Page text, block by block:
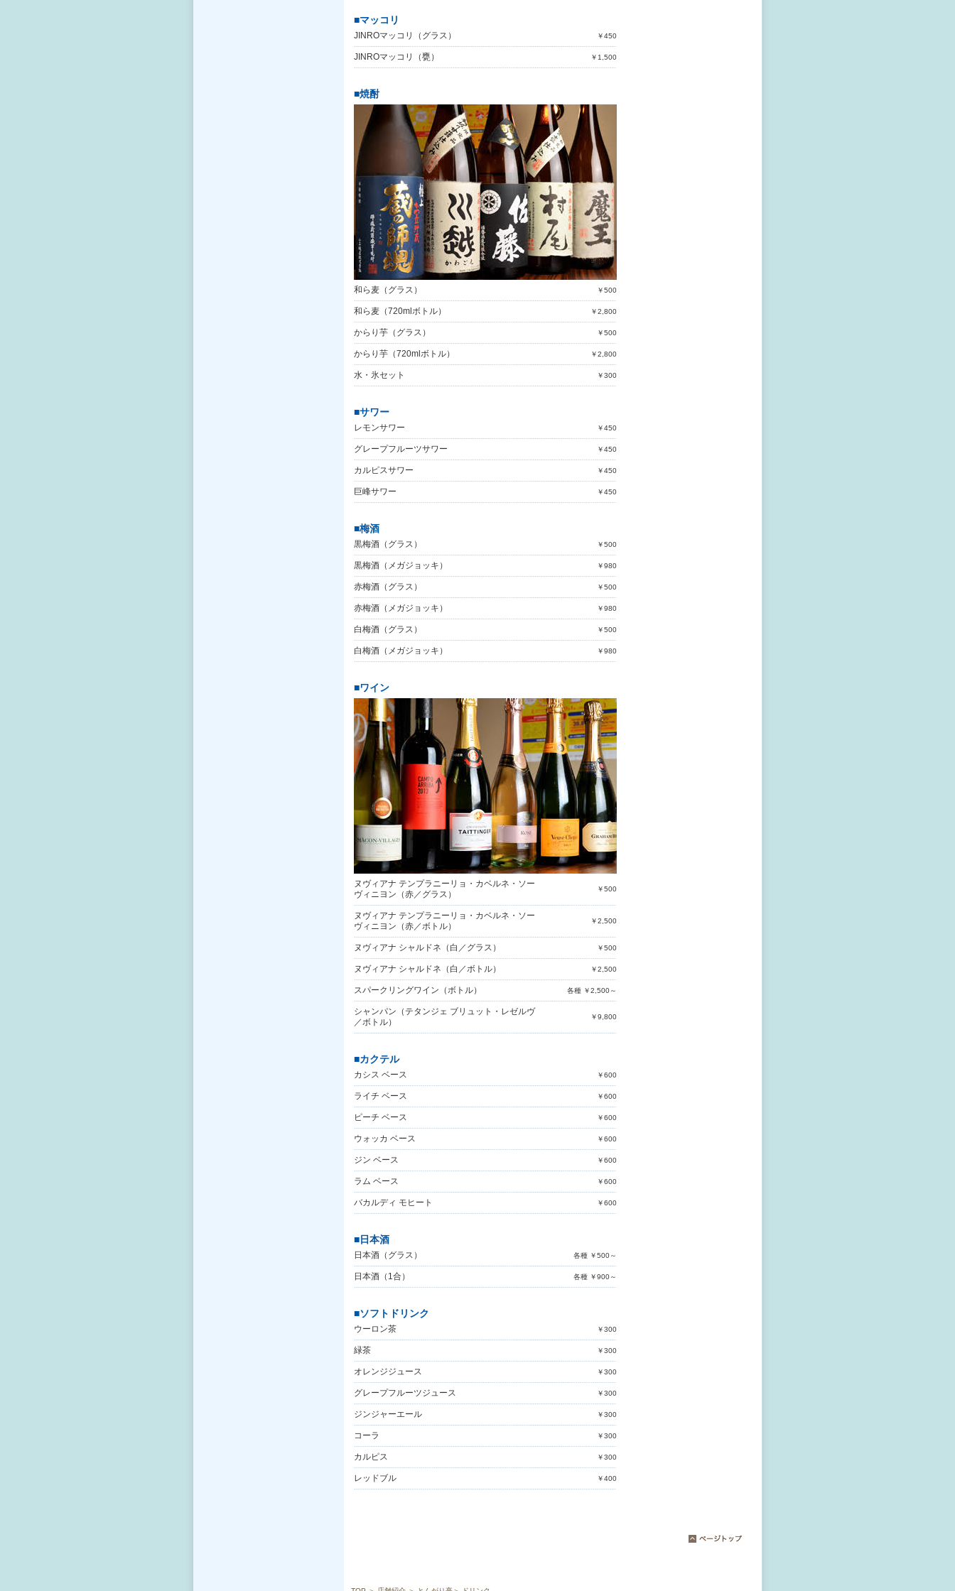
■マッコリ
JINROマッコリ（グラス） ￥450
JINROマッコリ（甕） ￥1,500
■焼酎
和ら麦（グラス） ￥500
和ら麦（720mlボトル） ￥2,800
からり芋（グラス） ￥500
からり芋（720mlボトル） ￥2,800
水・氷セット ￥300
■サワー
レモンサワー ￥450
グレープフルーツサワー ￥450
カルピスサワー ￥450
巨峰サワー ￥450
■梅酒
黒梅酒（グラス） ￥500
黒梅酒（メガジョッキ） ￥980
赤梅酒（グラス） ￥500
赤梅酒（メガジョッキ） ￥980
白梅酒（グラス） ￥500
白梅酒（メガジョッキ） ￥980
■ワイン
ヌヴィアナ テンプラニーリョ・カベルネ・ソー
ヴィニヨン（赤／グラス）
￥500
ヌヴィアナ テンプラニーリョ・カベルネ・ソー
ヴィニヨン（赤／ボトル）
￥2,500
ヌヴィアナ シャルドネ（白／グラス） ￥500
ヌヴィアナ シャルドネ（白／ボトル） ￥2,500
スパークリングワイン（ボトル） 各種 ￥2,500～
シャンパン（テタンジェ ブリュット・レゼルヴ
／ボトル）
￥9,800
■カクテル
カシス ベース ￥600
ライチ ベース ￥600
ピーチ ベース ￥600
ウォッカ ベース ￥600
ジン ベース ￥600
ラム ベース ￥600
バカルディ モヒート ￥600
■日本酒
日本酒（グラス） 各種 ￥500～
日本酒（1合） 各種 ￥900～
■ソフトドリンク
ウーロン茶 ￥300
緑茶 ￥300
オレンジジュース ￥300
グレープフルーツジュース ￥300
ジンジャーエール ￥300
コーラ ￥300
カルピス ￥300
レッドブル ￥400